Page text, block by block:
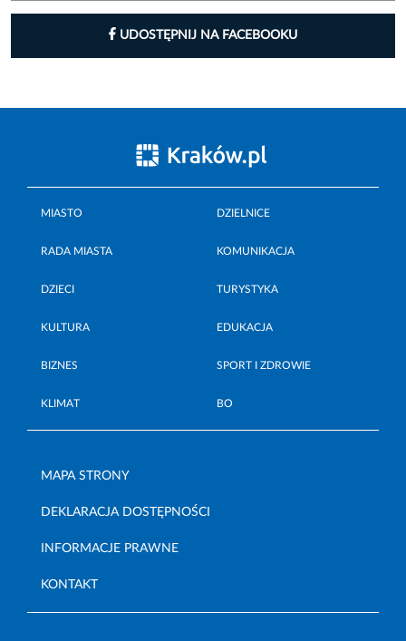
UDOSTĘPNIJ NA FACEBOOKU
MIASTO DZIELNICE
RADA MIASTA KOMUNIKACJA
DZIECI TURYSTYKA
KULTURA EDUKACJA
BIZNES SPORT I ZDROWIE
KLIMAT BO
MAPA STRONY
DEKLARACJA DOSTĘPNOŚCI
INFORMACJE PRAWNE
KONTAKT